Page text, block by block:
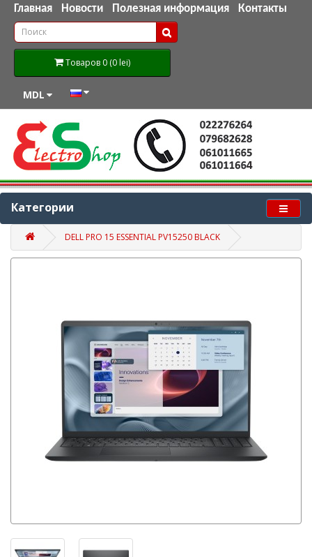
Главная Новости Полезная информация Контакты
Товаров 0 (0 lei)
MDL
Категории
DELL PRO 15 ESSENTIAL PV15250 BLACK